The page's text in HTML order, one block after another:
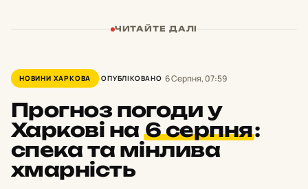
ЧИТАЙТЕ ДАЛІ
НОВИНИ ХАРКОВА ОПУБЛІКОВАНО 6 Серпня, 07:59
Прогноз погоди у
Харкові на 6 серпня:
спека та мінлива
хмарність